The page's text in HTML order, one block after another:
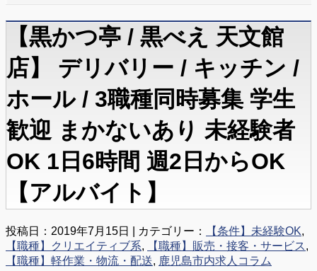
【黒かつ亭 / 黒べえ 天文館
店】 デリバリー / キッチン /
ホール / 3職種同時募集 学生
歓迎 まかないあり 未経験者
OK 1日6時間 週2日からOK
【アルバイト】
投稿日：2019年7月15日 | カテゴリー： 【条件】未経験OK,
【職種】クリエイティブ系, 【職種】販売・接客・サービス,
【職種】軽作業・物流・配送, 鹿児島市内求人コラム